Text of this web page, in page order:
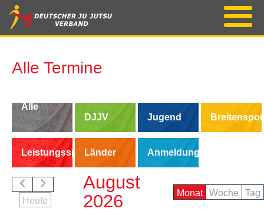
Alle Termine
Alle
Termine
Leistungssport
DJJV
Länder
Jugend
Anmeldung/Buchung
Heute
August
2026
Monat Woche Tag